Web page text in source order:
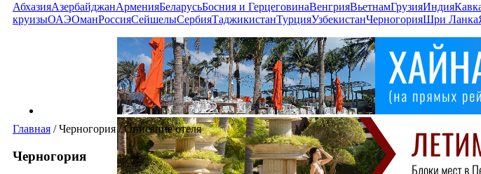
АбхазияАзербайджанАрменияБеларусьБосния и ГерцеговинаВенгрияВьетнамГрузияИндия
круизыОАЭОманРоссияСейшелыСербияТаджикистанТурцияУзбекистанЧерногорияШри Ланка
Главная /Черногория/Описание отеля
Черногория